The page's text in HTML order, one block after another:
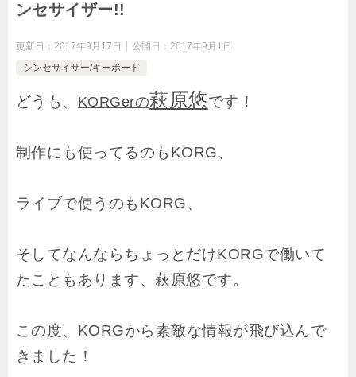
ンセサイザー!!
更新日： 2017年9月17日 公開日： 2017年9月1日
シンセサイザー/キーボード
どうも、 KORGerの萩原悠です！
制作にも使ってるのもKORG、
ライブで使うのもKORG、
そしてなんならちょっとだけKORGで働いて
たこともあります、萩原悠です。
この度、KORGから素敵な情報が飛び込んで
きました！